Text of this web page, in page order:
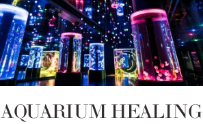
AQUARIUM HEALING